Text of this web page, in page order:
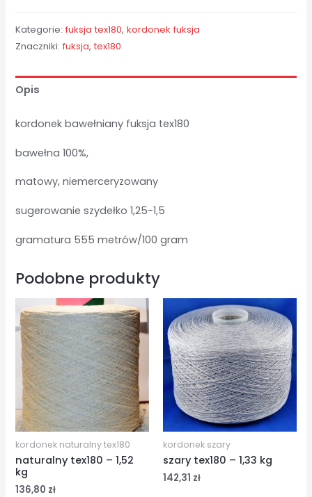
Kategorie:fuksja tex180,kordonek fuksja
Znaczniki:fuksja,tex180
Opis
kordonek bawełniany fuksja tex180
bawełna 100%,
matowy, niemerceryzowany
sugerowanie szydełko 1,25-1,5
gramatura 555 metrów/100 gram
Podobne produkty
kordonek naturalny tex180
naturalny tex180 – 1,52
kg
136,80 zł
kordonek szary
szary tex180 – 1,33 kg
142,31 zł